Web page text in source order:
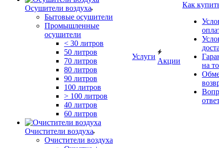
Осушители воздуха
Бытовые осушители
Промышленные
осушители
< 30 литров
50 литров
70 литров
80 литров
90 литров
100 литров
> 100 литров
40 литров
60 литров
Очистители воздуха
Очистители воздуха
Услуги
Акции
Как
на